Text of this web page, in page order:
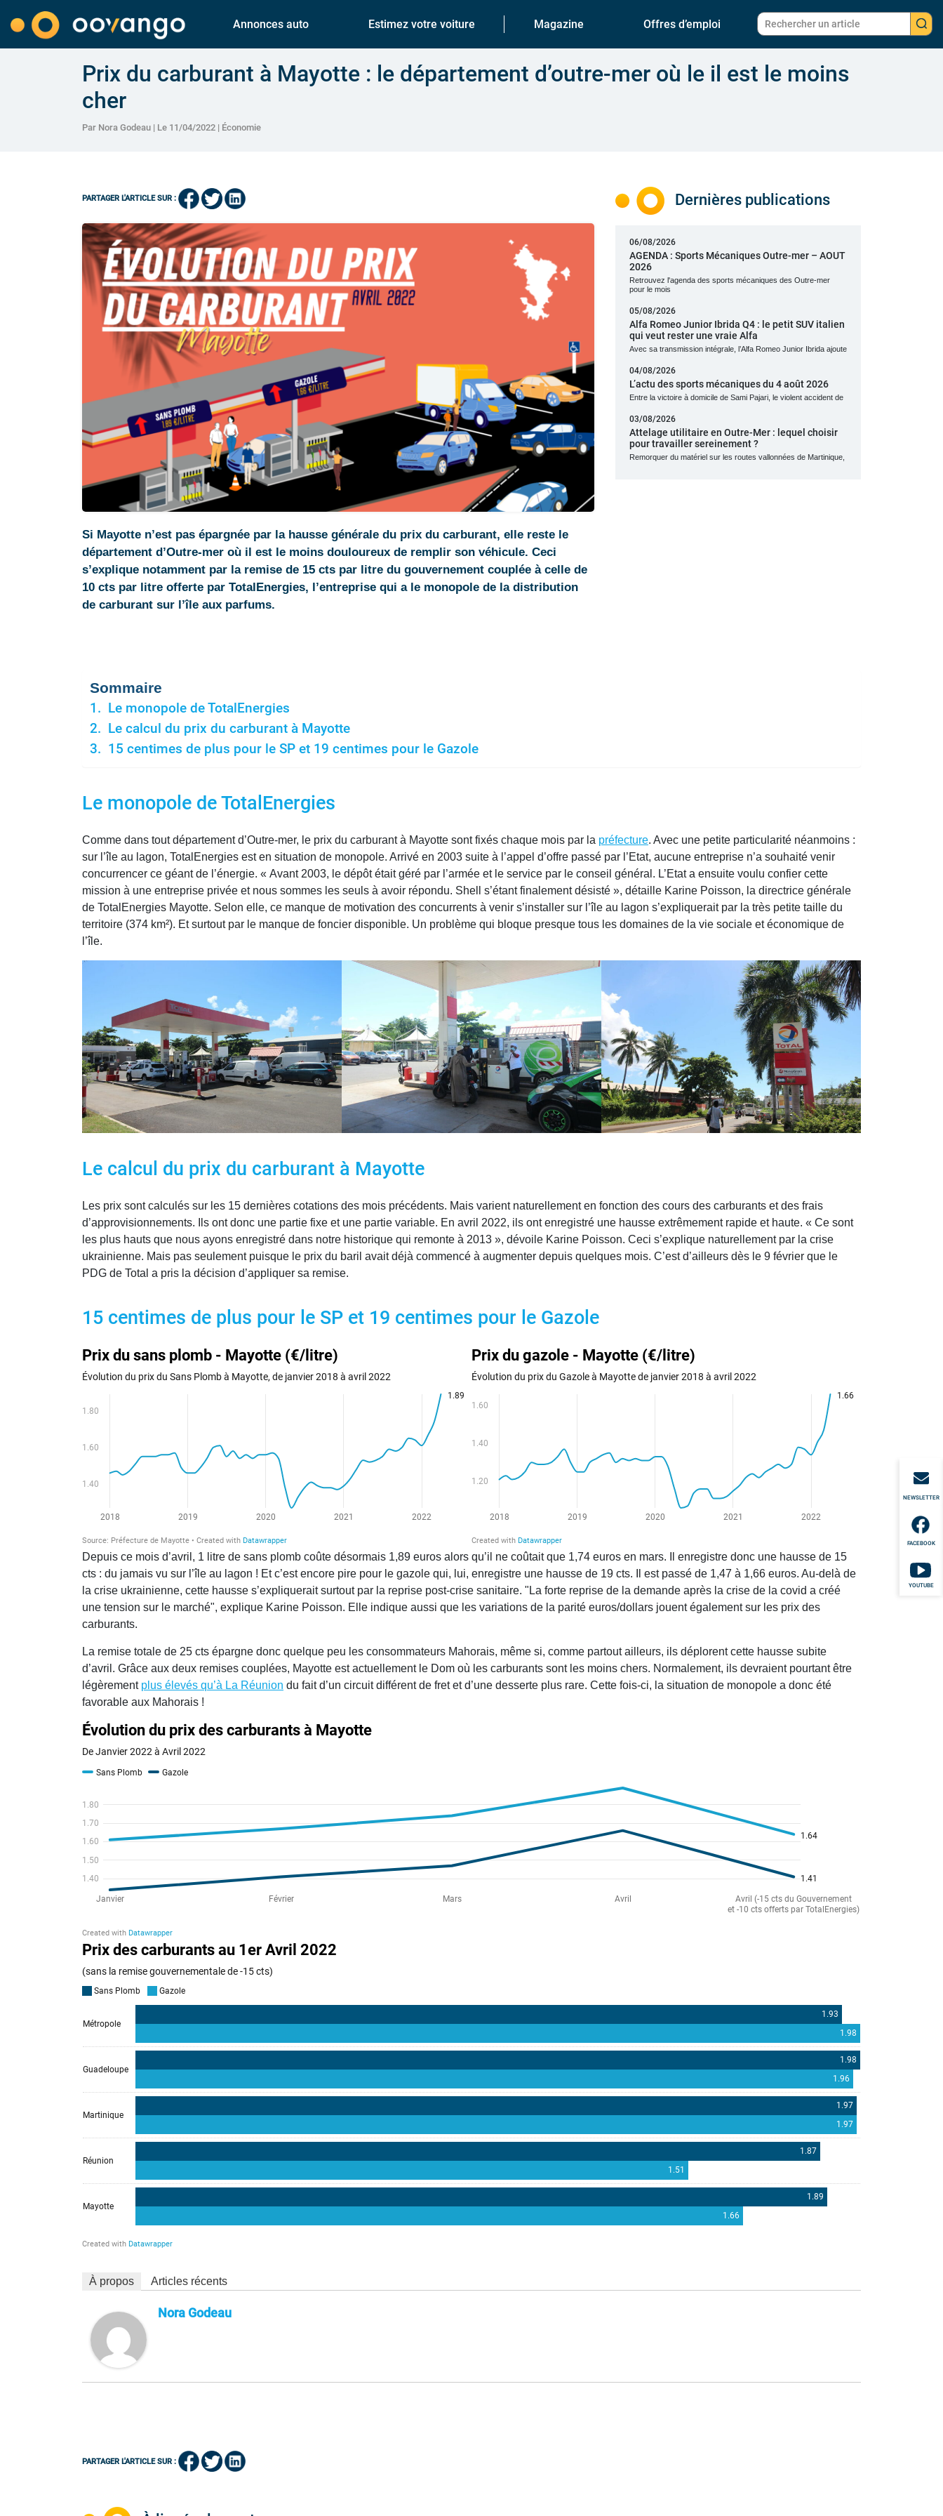
Annonces auto Estimez votre voiture Magazine Offres d’emploi
NEWSLETTER
FACEBOOK
YOUTUBE
Prix du carburant à Mayotte : le département d’outre-mer où le il est le moins
cher
Par Nora Godeau | Le 11/04/2022 | Économie
PARTAGER L'ARTICLE SUR :
Si Mayotte n’est pas épargnée par la hausse générale du prix du carburant, elle reste le
département d’Outre-mer où il est le moins douloureux de remplir son véhicule. Ceci
s’explique notamment par la remise de 15 cts par litre du gouvernement couplée à celle de
10 cts par litre offerte par TotalEnergies, l’entreprise qui a le monopole de la distribution
de carburant sur l’île aux parfums.
Dernières publications
06/08/2026
AGENDA : Sports Mécaniques Outre-mer – AOUT
2026
Retrouvez l'agenda des sports mécaniques des Outre-mer
pour le mois
05/08/2026
Alfa Romeo Junior Ibrida Q4 : le petit SUV italien
qui veut rester une vraie Alfa
Avec sa transmission intégrale, l’Alfa Romeo Junior Ibrida ajoute
04/08/2026
L’actu des sports mécaniques du 4 août 2026
Entre la victoire à domicile de Sami Pajari, le violent accident de
03/08/2026
Attelage utilitaire en Outre-Mer : lequel choisir
pour travailler sereinement ?
Remorquer du matériel sur les routes vallonnées de Martinique,
Sommaire
Le monopole de TotalEnergies
Le calcul du prix du carburant à Mayotte
15 centimes de plus pour le SP et 19 centimes pour le Gazole
Le monopole de TotalEnergies
Comme dans tout département d’Outre-mer, le prix du carburant à Mayotte sont fixés chaque mois par la préfecture. Avec une petite particularité néanmoins :
sur l’île au lagon, TotalEnergies est en situation de monopole. Arrivé en 2003 suite à l’appel d’offre passé par l’Etat, aucune entreprise n’a souhaité venir
concurrencer ce géant de l’énergie. « Avant 2003, le dépôt était géré par l’armée et le service par le conseil général. L’Etat a ensuite voulu confier cette
mission à une entreprise privée et nous sommes les seuls à avoir répondu. Shell s’étant finalement désisté », détaille Karine Poisson, la directrice générale
de TotalEnergies Mayotte. Selon elle, ce manque de motivation des concurrents à venir s’installer sur l’île au lagon s’expliquerait par la très petite taille du
territoire (374 km²). Et surtout par le manque de foncier disponible. Un problème qui bloque presque tous les domaines de la vie sociale et économique de
l’île.
Le calcul du prix du carburant à Mayotte
Les prix sont calculés sur les 15 dernières cotations des mois précédents. Mais varient naturellement en fonction des cours des carburants et des frais
d’approvisionnements. Ils ont donc une partie fixe et une partie variable. En avril 2022, ils ont enregistré une hausse extrêmement rapide et haute. « Ce sont
les plus hauts que nous ayons enregistré dans notre historique qui remonte à 2013 », dévoile Karine Poisson. Ceci s’explique naturellement par la crise
ukrainienne. Mais pas seulement puisque le prix du baril avait déjà commencé à augmenter depuis quelques mois. C’est d’ailleurs dès le 9 février que le
PDG de Total a pris la décision d’appliquer sa remise.
15 centimes de plus pour le SP et 19 centimes pour le Gazole
Depuis ce mois d’avril, 1 litre de sans plomb coûte désormais 1,89 euros alors qu’il ne coûtait que 1,74 euros en mars. Il enregistre donc une hausse de 15
cts : du jamais vu sur l’île au lagon ! Et c’est encore pire pour le gazole qui, lui, enregistre une hausse de 19 cts. Il est passé de 1,47 à 1,66 euros. Au-delà de
la crise ukrainienne, cette hausse s’expliquerait surtout par la reprise post-crise sanitaire. "La forte reprise de la demande après la crise de la covid a créé
une tension sur le marché", explique Karine Poisson. Elle indique aussi que les variations de la parité euros/dollars jouent également sur les prix des
carburants.
La remise totale de 25 cts épargne donc quelque peu les consommateurs Mahorais, même si, comme partout ailleurs, ils déplorent cette hausse subite
d’avril. Grâce aux deux remises couplées, Mayotte est actuellement le Dom où les carburants sont les moins chers. Normalement, ils devraient pourtant être
légèrement plus élevés qu’à La Réunion du fait d’un circuit différent de fret et d’une desserte plus rare. Cette fois-ci, la situation de monopole a donc été
favorable aux Mahorais !
À propos Articles récents
Nora Godeau
PARTAGER L'ARTICLE SUR :